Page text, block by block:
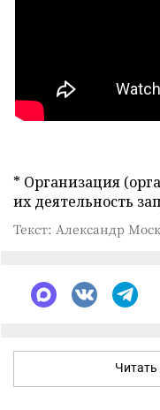
* Организация
их деятельность
Текст: Александр